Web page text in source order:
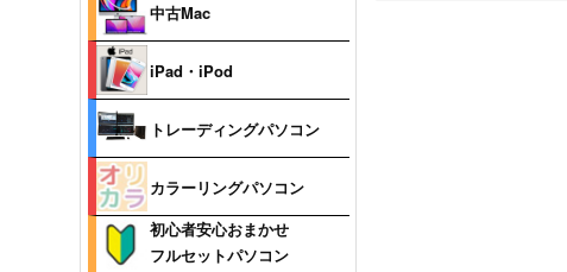
中古Mac
iPad・iPod
トレーディングパソコン
カラーリングパソコン
初心者安心おまかせ
フルセットパソコン